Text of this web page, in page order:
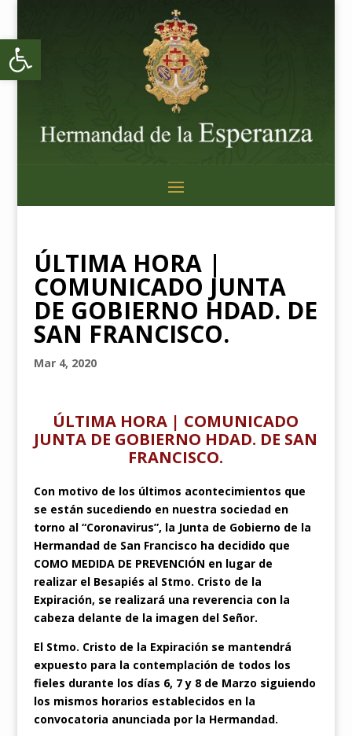
Abrir barra de herramientas
ÚLTIMA HORA |
COMUNICADO JUNTA
DE GOBIERNO HDAD. DE
SAN FRANCISCO.
Mar 4, 2020
ÚLTIMA HORA | COMUNICADO
JUNTA DE GOBIERNO HDAD. DE SAN
FRANCISCO.
Con motivo de los últimos acontecimientos que
se están sucediendo en nuestra sociedad en
torno al “Coronavirus”, la Junta de Gobierno de la
Hermandad de San Francisco ha decidido que
COMO MEDIDA DE PREVENCIÓN en lugar de
realizar el Besapiés al Stmo. Cristo de la
Expiración, se realizará una reverencia con la
cabeza delante de la imagen del Señor.
El Stmo. Cristo de la Expiración se mantendrá
expuesto para la contemplación de todos los
fieles durante los días 6, 7 y 8 de Marzo siguiendo
los mismos horarios establecidos en la
convocatoria anunciada por la Hermandad.